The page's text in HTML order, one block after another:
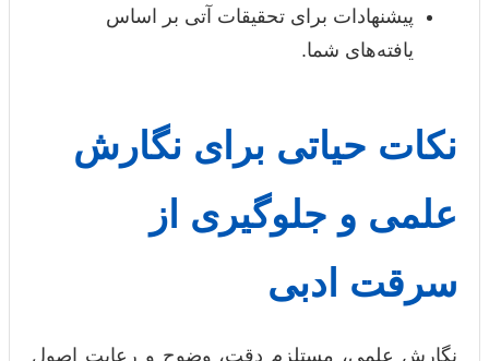
پیشنهادات برای تحقیقات آتی بر اساس
یافته‌های شما.
نکات حیاتی برای نگارش
علمی و جلوگیری از
سرقت ادبی
نگارش علمی، مستلزم دقت، وضوح و رعایت اصول